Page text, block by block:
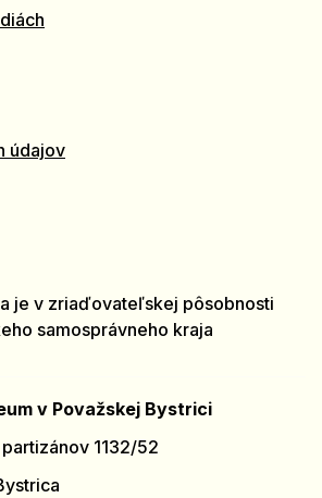
údajov
je v zriaďovateľskej pôsobnosti
samosprávneho kraja
v Považskej Bystrici
1132/52